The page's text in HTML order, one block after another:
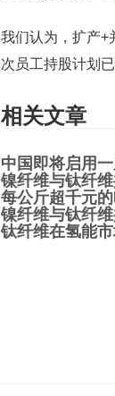
我们认为，扩产+
次员工持股计划
相关文章
中国即将启用
镍纤维与钛纤
每公斤超千元
镍纤维与钛纤
钛纤维在氢能